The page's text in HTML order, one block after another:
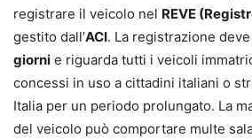
registrare il veicolo nel REVE
gestito dall’ACI. La registrazione
giorni e riguarda tutti i veicoli
concessi in uso a cittadini italiani o
Italia per un periodo prolungato. La
del veicolo può comportare multe